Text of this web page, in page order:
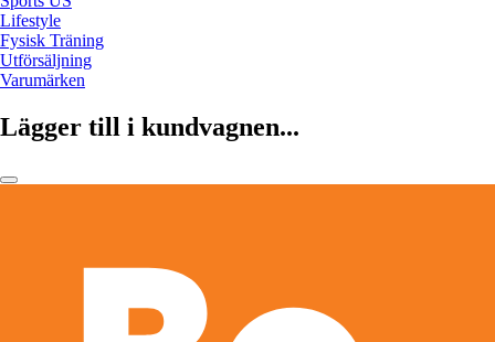
Lifestyle
Fysisk Träning
Utförsäljning
Varumärken
Lägger till i kundvagnen...